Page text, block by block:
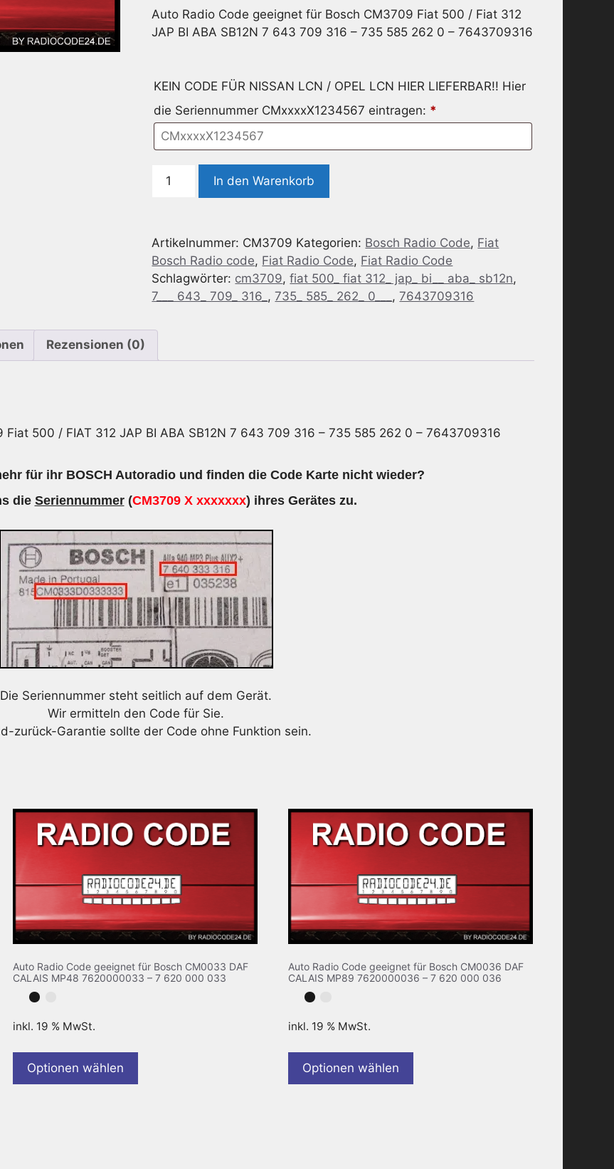
Auto Radio Code geeignet für Bosch CM3709 Fiat 500 / Fiat 312
JAP BI ABA SB12N 7 643 709 316 – 735 585 262 0 – 7643709316
KEIN CODE FÜR NISSAN LCN / OPEL LCN HIER LIEFERBAR!! Hier
die Seriennummer CMxxxxX1234567 eintragen: *
Code
Bosch
CM3709
Fiat
500
Fiat
7
709
735
585
262
0
-
7643709316
Menge
In den Warenkorb
Artikelnummer: CM3709 Kategorien: Bosch Radio Code, Fiat
Bosch Radio code, Fiat Radio Code, Fiat Radio Code
Schlagwörter: cm3709,fiat 500_ fiat 312_ jap_ bi__ aba_ sb12n,
7___ 643_ 709_ 316_ ,735_ 585_ 262_ 0___ ,7643709316
Rezensionen (0)
500 / FIAT 312 JAP BI ABA SB12N 7 643 709 316 – 735 585 262 0 – 7643709316
für ihr BOSCH Autoradio und finden die Code Karte nicht wieder?
die Seriennummer(CM3709 X xxxxxxx) ihres Gerätes zu.
Die Seriennummer steht seitlich auf dem Gerät.
Wir ermitteln den Code für Sie.
zurück-Garantie sollte der Code ohne Funktion sein.
Auto Radio Code geeignet für Bosch CM0033 DAF
CALAIS MP48 7620000033 – 7 620 000 033
inkl. 19 % MwSt.
Optionen wählen
Auto Radio Code geeignet für Bosch CM0036 DAF
CALAIS MP89 7620000036 – 7 620 000 036
inkl. 19 % MwSt.
Optionen wählen